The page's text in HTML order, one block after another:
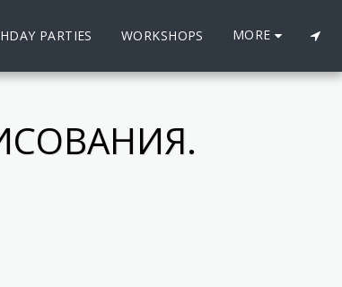
PARTIES WORKSHOPS MORE